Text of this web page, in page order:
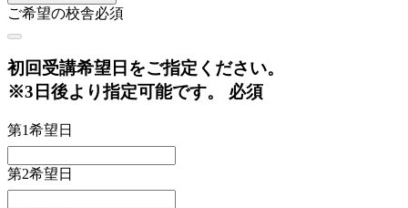
ご希望の校舎必須
初回受講希望日をご指定ください。
※3日後より指定可能です。 必須
第1希望日
第2希望日